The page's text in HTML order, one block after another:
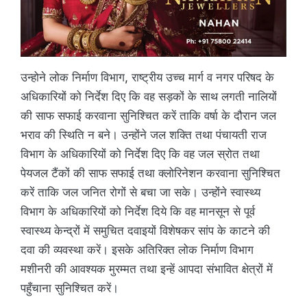
उन्होने लोक निर्माण विभाग, राष्ट्रीय उच्च मार्ग व नगर परिषद के
अधिकारियों को निर्देश दिए कि वह सड़कों के साथ लगती नालियों
की साफ सफाई करवाना सुनिश्चित करें ताकि वर्षा के दौरान जल
भराव की स्थिति न बने। उन्होंने जल शक्ति तथा पंचायती राज
विभाग के अधिकारियों को निर्देश दिए कि वह जल स्रोत तथा
पेयजल टैंकों की साफ सफाई तथा क्लोरिनेशन करवाना सुनिश्चित
करें ताकि जल जनित रोगों से बचा जा सके। उन्होंने स्वास्थ्य
विभाग के अधिकारियों को निर्देश दिये कि वह मानसून से पूर्व
स्वास्थ्य केन्द्रों में समुचित दवाइयों विशेषकर सांप के काटने की
दवा की व्यवस्था करें। इसके अतिरिक्त लोक निर्माण विभाग
मशीनरी की आवश्यक मुरम्मत तथा इन्हें आपदा संभावित क्षेत्रों में
पहुँचाना सुनिश्चित करें।